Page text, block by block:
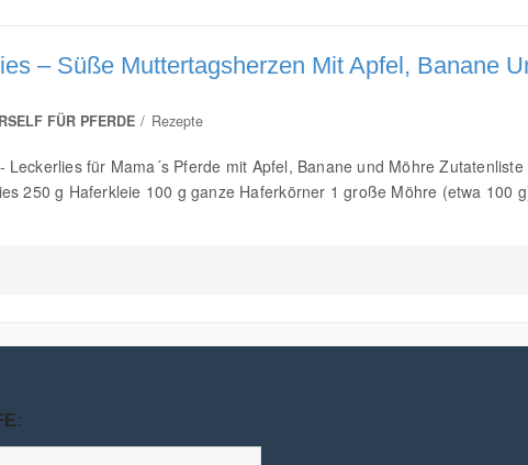
– Süße Muttertagsherzen Mit Apfel, Banane
FÜR PFERDE Rezepte
Leckerlies für Mama´s Pferde mit Apfel, Banane und Möhre Zutatenliste
250 g Haferkleie 100 g ganze Haferkörner 1 große Möhre (etwa 100